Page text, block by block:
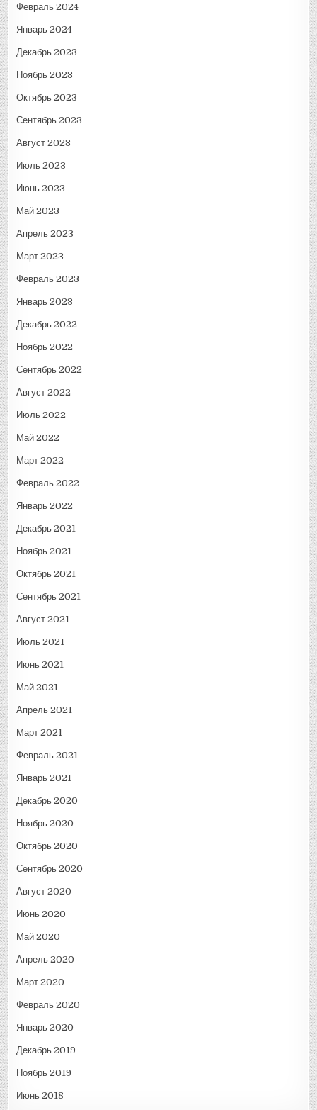
Февраль 2024
Январь 2024
Декабрь 2023
Ноябрь 2023
Октябрь 2023
Сентябрь 2023
Август 2023
Июль 2023
Июнь 2023
Май 2023
Апрель 2023
Март 2023
Февраль 2023
Январь 2023
Декабрь 2022
Ноябрь 2022
Сентябрь 2022
Август 2022
Июль 2022
Май 2022
Март 2022
Февраль 2022
Январь 2022
Декабрь 2021
Ноябрь 2021
Октябрь 2021
Сентябрь 2021
Август 2021
Июль 2021
Июнь 2021
Май 2021
Апрель 2021
Март 2021
Февраль 2021
Январь 2021
Декабрь 2020
Ноябрь 2020
Октябрь 2020
Сентябрь 2020
Август 2020
Июнь 2020
Май 2020
Апрель 2020
Март 2020
Февраль 2020
Январь 2020
Декабрь 2019
Ноябрь 2019
Июнь 2018